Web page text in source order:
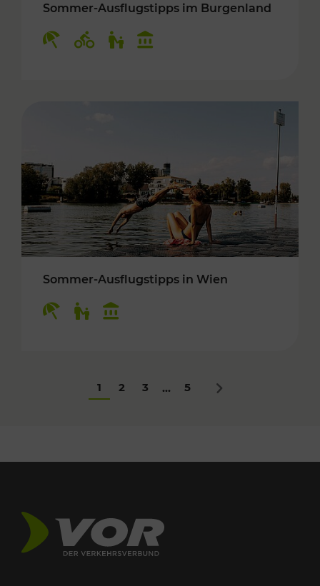
Sommer-Ausflugstipps im Burgenland
Sommer-Ausflugstipps in Wien
1 2 3 ... 5 Nächstes